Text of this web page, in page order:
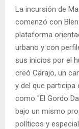
La incursión de
comenzó con
plataforma
urbano y con
sus inicios por el
creó Carajo, un
y del que participa
como "El Gordo
bajo un mismo
políticos y